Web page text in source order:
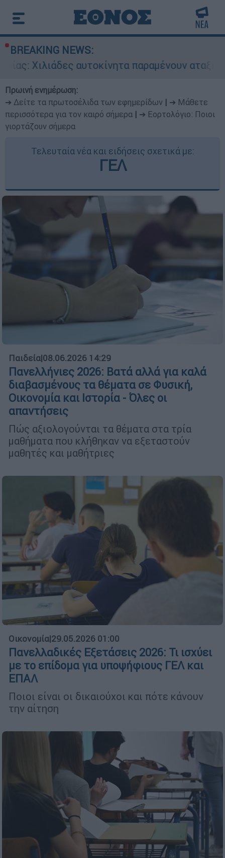
BREAKING NEWS:
αυτοκίνητα παραμένουν αταξινόμητα -
Πρωινή ενημέρωση:
➔ Δείτε τα πρωτοσέλιδα των εφημερίδων
➔ Μάθετε
περισσότερα για τον καιρό σήμερα
➔ Εορτολόγιο: Ποιοι
γιορτάζουν σήμερα
Τελευταία νέα και ειδήσεις σχετικά με:
ΓΕΛ
Παιδεία|08.06.2026 14:29
Πανελλήνιες 2026: Βατά αλλά για καλά
διαβασμένους τα θέματα σε Φυσική,
Οικονομία και Ιστορία - Όλες οι
απαντήσεις
Πώς αξιολογούνται τα θέματα στα τρία
μαθήματα που κλήθηκαν να εξεταστούν
μαθητές και μαθήτριες
Οικονομία|29.05.2026 01:00
Πανελλαδικές Εξετάσεις 2026: Τι ισχύει
με το επίδομα για υποψήφιους ΓΕΛ και
ΕΠΑΛ
Ποιοι είναι οι δικαιούχοι και πότε κάνουν
την αίτηση